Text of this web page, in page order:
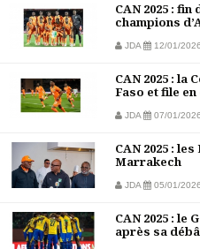
CAN 2025 :
champions
JDA 12/01/2026
CAN 2025 : la
Faso et file
JDA 07/01/2026
CAN 2025 :
Marrakech
JDA 05/01/2026
CAN 2025 : le
après sa